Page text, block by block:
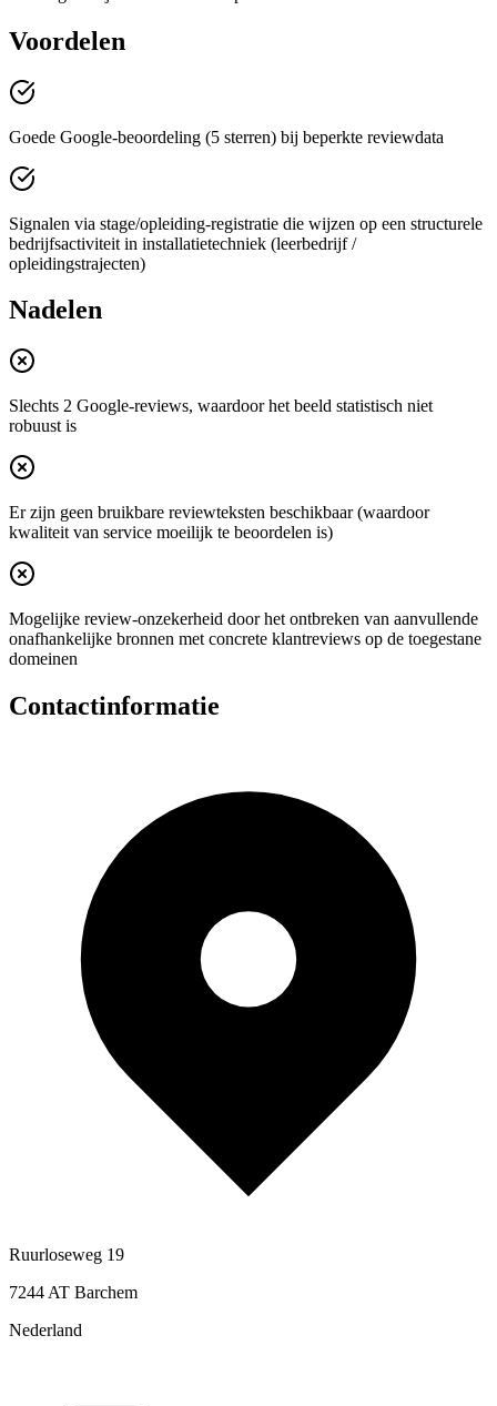
Voordelen
Goede Google-beoordeling (5 sterren) bij beperkte reviewdata
Signalen via stage/opleiding-registratie die wijzen op een structurele
bedrijfsactiviteit in installatietechniek (leerbedrijf /
opleidingstrajecten)
Nadelen
Slechts 2 Google-reviews, waardoor het beeld statistisch niet
robuust is
Er zijn geen bruikbare reviewteksten beschikbaar (waardoor
kwaliteit van service moeilijk te beoordelen is)
Mogelijke review-onzekerheid door het ontbreken van aanvullende
onafhankelijke bronnen met concrete klantreviews op de toegestane
domeinen
Contactinformatie
Ruurloseweg 19
7244 AT Barchem
Nederland